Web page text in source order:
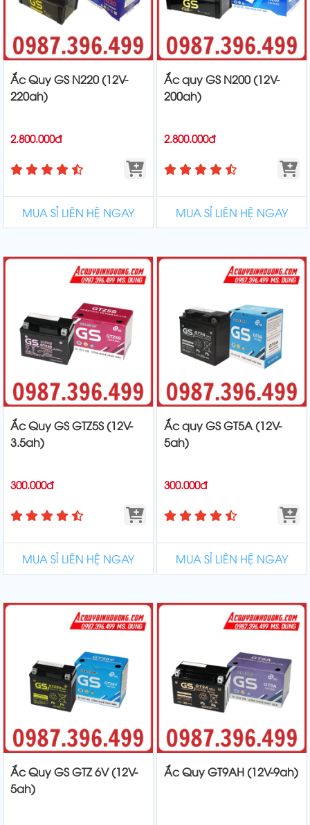
Ắc Quy GS N220 (12V-
220ah)
2.800.000đ
MUA SỈ LIÊN HỆ NGAY
Ắc quy GS N200 (12V-
200ah)
2.800.000đ
MUA SỈ LIÊN HỆ NGAY
Ắc Quy GS GTZ5S (12V-
3.5ah)
300.000đ
MUA SỈ LIÊN HỆ NGAY
Ắc quy GS GT5A (12V-
5ah)
300.000đ
MUA SỈ LIÊN HỆ NGAY
Ắc Quy GS GTZ 6V (12V-
5ah)
Ắc Quy GT9AH (12V-9ah)